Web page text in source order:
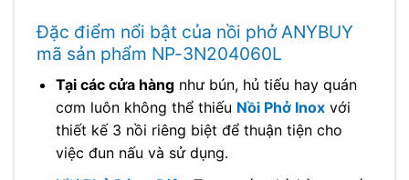
Đặc điểm nổi bật của nồi phở ANYBUY
mã sản phẩm NP-3N204060L
Tại các cửa hàngnhư bún, hủ tiếu hay quán
cơm luôn không thể thiếu Nồi Phở Inoxvới
thiết kế 3 nồi riêng biệt để thuận tiện cho
việc đun nấu và sử dụng.